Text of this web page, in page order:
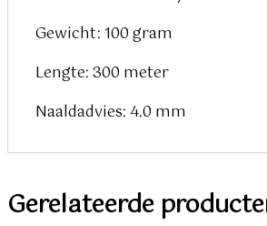
Gewicht: 100 gram
Lengte: 300 meter
Naaldadvies: 4.0 mm
Gerelateerde